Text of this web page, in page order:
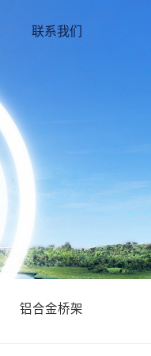
联系我们
铝合金桥架